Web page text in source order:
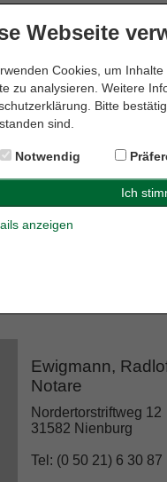
Webseite
Cookies, um
zu analysieren. Weitere
Bitte
sind.
Notwendig
anzeigen
Dr. Edda Meyer-
Weserstraße 19
31582 Nienburg
Tel: (0 50 21) 6 00 28
Dr. Genthe & Dr.
Kirchplatz 10a
Ewigmann,
Notare
Nordertorstriftweg 12
31582 Nienburg
Tel: (0 50 21) 6 30 87